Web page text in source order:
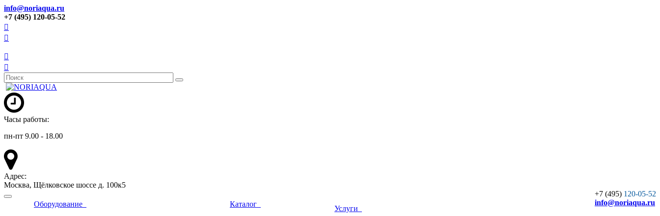
info@noriaqua.ru
+7 (495) 120-05-52
Часы работы:
пн-пт 9.00 - 18.00
Адрес:
Москва, Щёлковское шоссе д. 100к5
+7 (495) 120-05-52
info@noriaqua.ru
Оборудование
Каталог
Услуги